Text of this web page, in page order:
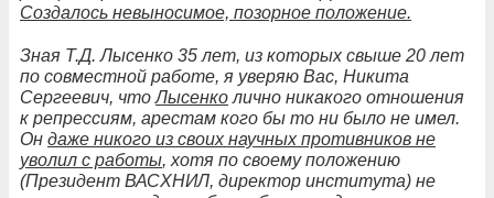
Создалось невыносимое, позорное положение.
Зная Т.Д. Лысенко 35 лет, из которых свыше 20 лет
по совместной работе, я уверяю Вас, Никита
Сергеевич, чтоЛысенко лично никакого отношения
к репрессиям, арестам кого бы то ни было не имел.
Он даже никого из своих научных противников не
уволил с работы, хотя по своему положению
(Президент ВАСХНИЛ, директор института) не